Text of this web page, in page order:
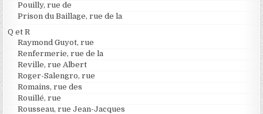
Pouilly, rue de
Prison du Baillage, rue de la
Q et R
Raymond Guyot, rue
Renfermerie, rue de la
Reville, rue Albert
Roger-Salengro, rue
Romains, rue des
Rouillé, rue
Rousseau, rue Jean-Jacques